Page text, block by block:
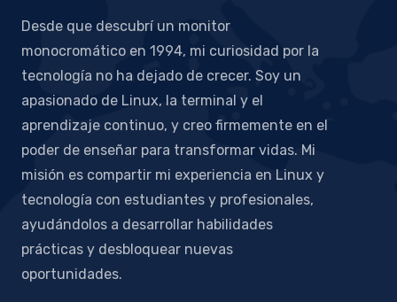
Desde que descubrí un monitor
monocromático en 1994, mi curiosidad por la
tecnología no ha dejado de crecer. Soy un
apasionado de Linux, la terminal y el
aprendizaje continuo, y creo firmemente en el
poder de enseñar para transformar vidas. Mi
misión es compartir mi experiencia en Linux y
tecnología con estudiantes y profesionales,
ayudándolos a desarrollar habilidades
prácticas y desbloquear nuevas
oportunidades.